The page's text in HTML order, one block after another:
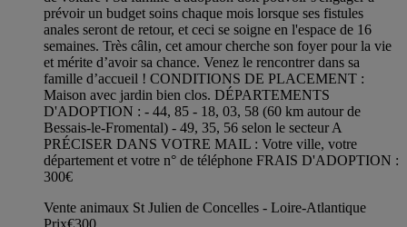
prévoir un budget soins chaque mois lorsque ses fistules
anales seront de retour, et ceci se soigne en l'espace de 16
semaines. Très câlin, cet amour cherche son foyer pour la vie
et mérite d’avoir sa chance. Venez le rencontrer dans sa
famille d’accueil ! CONDITIONS DE PLACEMENT :
Maison avec jardin bien clos. DÉPARTEMENTS
D'ADOPTION : - 44, 85 - 18, 03, 58 (60 km autour de
Bessais-le-Fromental) - 49, 35, 56 selon le secteur A
PRÉCISER DANS VOTRE MAIL : Votre ville, votre
département et votre n° de téléphone FRAIS D'ADOPTION :
300€
Vente animaux St Julien de Concelles - Loire-Atlantique
Prix€300